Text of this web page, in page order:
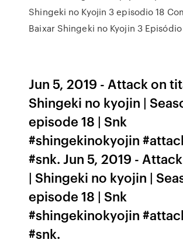
Shingeki no Kyojin 3 episodio 18
Baixar Shingeki no Kyojin 3 Episódio
Jun 5, 2019 - Attack on
Shingeki no kyojin |
episode 18 | Snk
#shingekinokyojin
#snk. Jun 5, 2019 -
| Shingeki no kyojin |
episode 18 | Snk
#shingekinokyojin
#snk.